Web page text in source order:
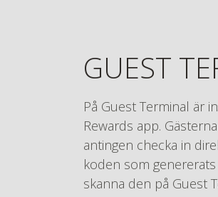
GUEST
På Guest Terminal är
Rewards app.
antingen checka in
koden som
skanna den på Guest